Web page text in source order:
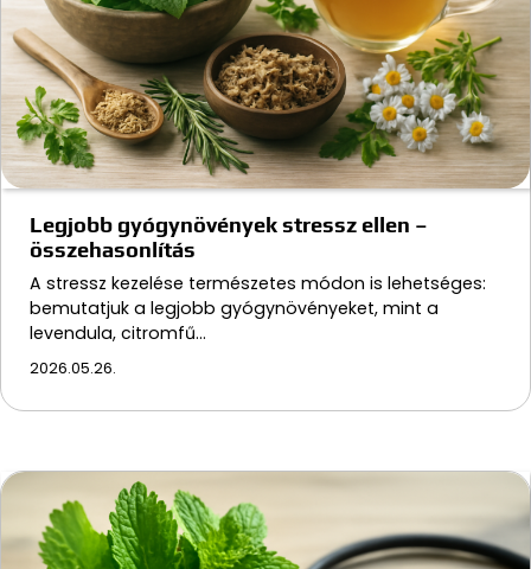
Legjobb gyógynövények stressz ellen –
összehasonlítás
A stressz kezelése természetes módon is lehetséges:
bemutatjuk a legjobb gyógynövényeket, mint a
levendula, citromfű…
2026.05.26.